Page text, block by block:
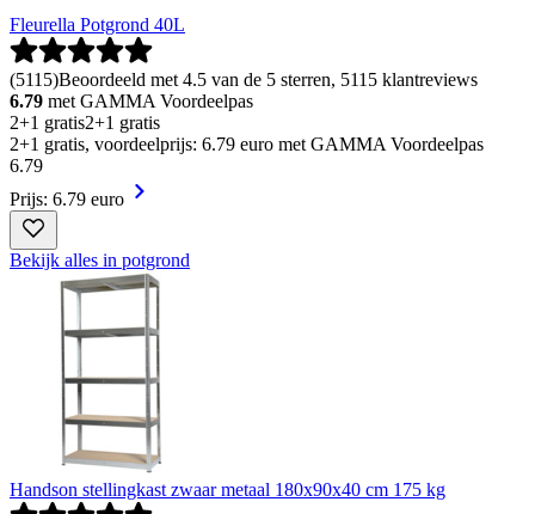
Fleurella Potgrond 40L
(5115)Beoordeeld met 4.5 van de 5 sterren, 5115 klantreviews
6.79 met GAMMA Voordeelpas
2+1 gratis2+1 gratis
2+1 gratis, voordeelprijs: 6.79 euro met GAMMA Voordeelpas
6.79
Prijs: 6.79 euro
Bekijk alles in potgrond
Handson stellingkast zwaar metaal 180x90x40 cm 175 kg